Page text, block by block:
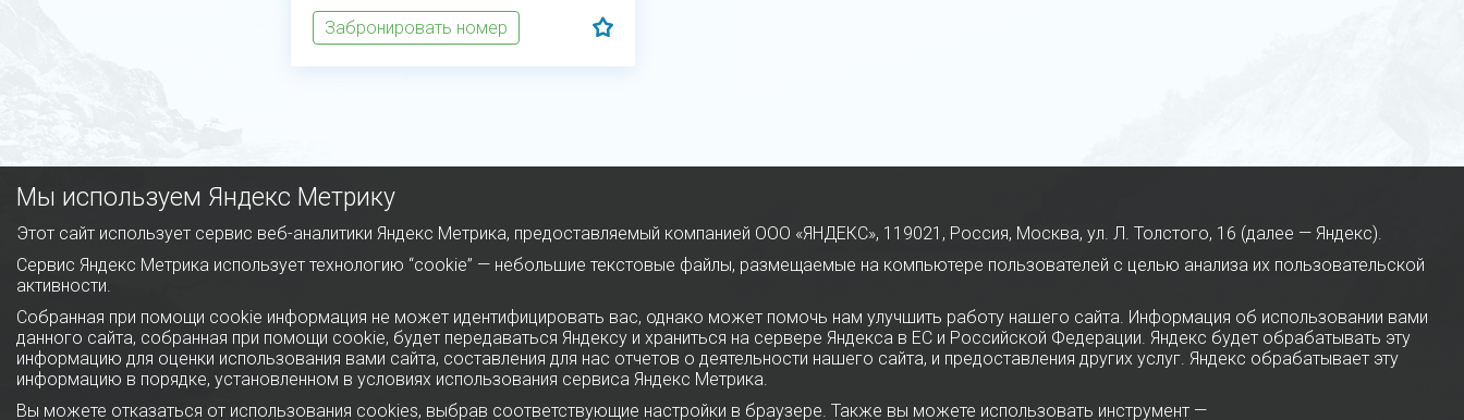
Забронировать номер
Мы используем Яндекс Метрику
Этот сайт использует сервис веб-аналитики Яндекс Метрика, предоставляемый компанией ООО «ЯНДЕКС», 119021, Россия, Москва, ул. Л. Толстого, 16 (далее — Яндекс).
Сервис Яндекс Метрика использует технологию “cookie” — небольшие текстовые файлы, размещаемые на компьютере пользователей с целью анализа их пользовательской
активности.
Собранная при помощи cookie информация не может идентифицировать вас, однако может помочь нам улучшить работу нашего сайта. Информация об использовании вами
данного сайта, собранная при помощи cookie, будет передаваться Яндексу и храниться на сервере Яндекса в ЕС и Российской Федерации. Яндекс будет обрабатывать эту
информацию для оценки использования вами сайта, составления для нас отчетов о деятельности нашего сайта, и предоставления других услуг. Яндекс обрабатывает эту
информацию в порядке, установленном в условиях использования сервиса Яндекс Метрика.
Вы можете отказаться от использования cookies, выбрав соответствующие настройки в браузере. Также вы можете использовать инструмент —